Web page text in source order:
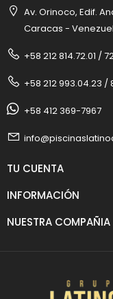
Av. Orinoco, Edif.
Caracas -
+58 212 814.72.01 /
+58 212 993.04.23 /
+58 412 369-7967
TU CUENTA
INFORMACIÓN
NUESTRA COMPAÑIA